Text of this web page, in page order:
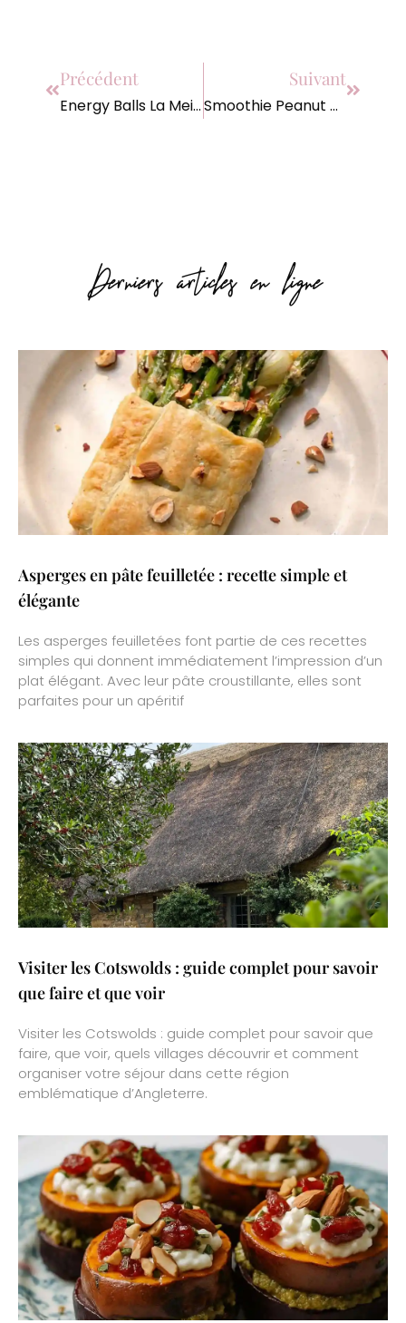
Précédent
Energy Balls La Meilleure Des Recettes
Suivant
Smoothie Peanut Butter Et Café Avec Kazidomi
Derniers articles en ligne
Asperges en pâte feuilletée : recette simple et
élégante
Les asperges feuilletées font partie de ces recettes
simples qui donnent immédiatement l’impression d’un
plat élégant. Avec leur pâte croustillante, elles sont
parfaites pour un apéritif
Visiter les Cotswolds : guide complet pour savoir
que faire et que voir
Visiter les Cotswolds : guide complet pour savoir que
faire, que voir, quels villages découvrir et comment
organiser votre séjour dans cette région
emblématique d’Angleterre.